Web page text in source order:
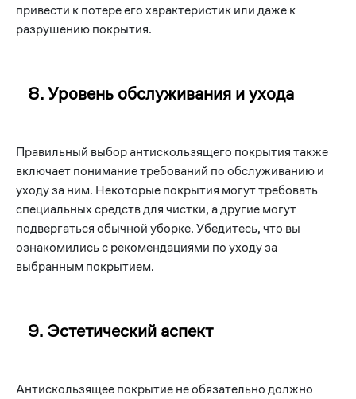
привести к потере его характеристик или даже к
разрушению покрытия.
8. Уровень обслуживания и ухода
Правильный выбор антискользящего покрытия также
включает понимание требований по обслуживанию и
уходу за ним. Некоторые покрытия могут требовать
специальных средств для чистки, а другие могут
подвергаться обычной уборке. Убедитесь, что вы
ознакомились с рекомендациями по уходу за
выбранным покрытием.
9. Эстетический аспект
Антискользящее покрытие не обязательно должно